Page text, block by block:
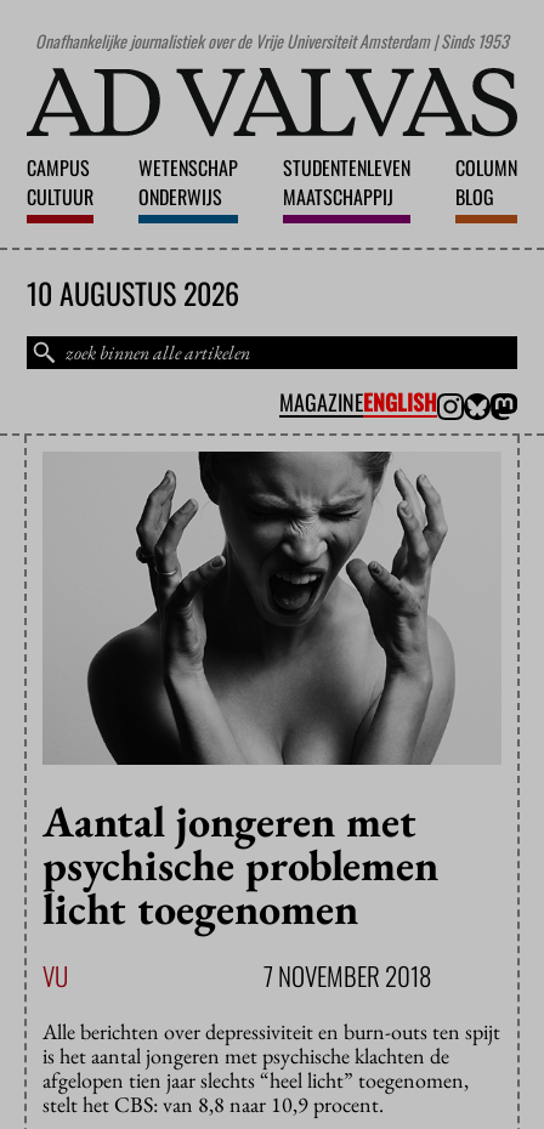
Onafhankelijke journalistiek over de Vrije Universiteit Amsterdam | Sinds 1953
CAMPUS
CULTUUR
WETENSCHAP
ONDERWIJS
STUDENTENLEVEN
MAATSCHAPPIJ
COLUMN
BLOG
10 AUGUSTUS 2026
MAGAZINEENGLISH
Aantal jongeren met
psychische problemen
licht toegenomen
VU 7 NOVEMBER 2018
Alle berichten over depressiviteit en burn-outs ten spijt
is het aantal jongeren met psychische klachten de
afgelopen tien jaar slechts “heel licht” toegenomen,
stelt het CBS: van 8,8 naar 10,9 procent.